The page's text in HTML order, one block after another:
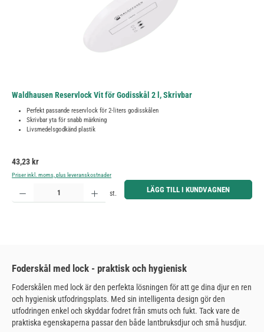
Waldhausen Reservlock Vit för Godisskål 2 l, Skrivbar
Perfekt passande reservlock för 2-liters godisskålen
Skrivbar yta för snabb märkning
Livsmedelsgodkänd plastik
Ordinarie pris:
43,23 kr
Priser inkl. moms, plus leveranskostnader
Produktkvantitet: Ange önskat belopp eller använd knapparna för att öka eller minska kvantiteten.
st. LÄGG TILL I KUNDVAGNEN
Foderskål med lock - praktisk och hygienisk
Foderskålen med lock är den perfekta lösningen för att ge dina djur en ren
och hygienisk utfodringsplats. Med sin intelligenta design gör den
utfodringen enkel och skyddar fodret från smuts och fukt. Tack vare de
praktiska egenskaperna passar den både lantbruksdjur och små husdjur.